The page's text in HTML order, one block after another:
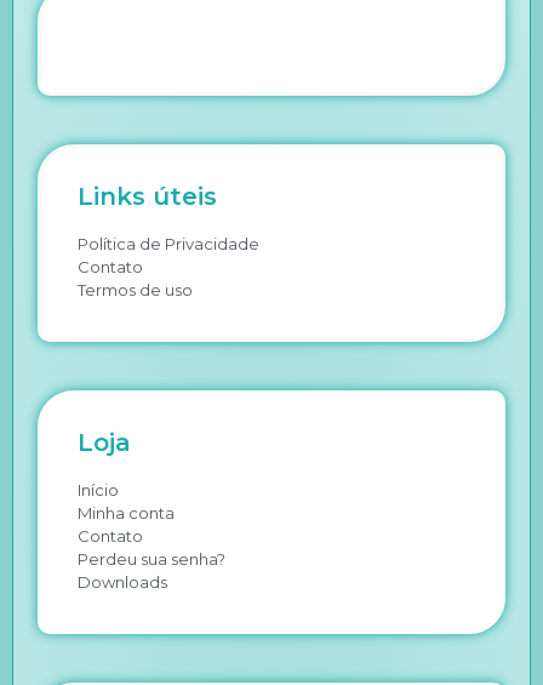
Links úteis
Política de Privacidade
Contato
Termos de uso
Loja
Início
Minha conta
Contato
Perdeu sua senha?
Downloads